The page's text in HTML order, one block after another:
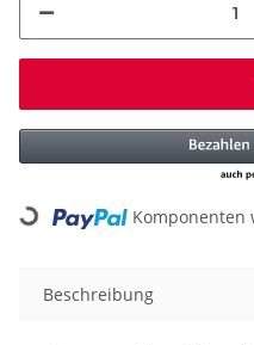
Loading... Komponenten
Beschreibung